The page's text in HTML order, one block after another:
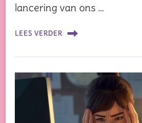
lancering van ons …
LEES VERDER